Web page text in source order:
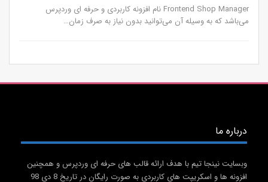
Frontend Shop Manager نام افزونه کاربردی و حرفه ای وردپرس
می‌باشد که به وسیله آن می‌توانید بدون نیاز به صرف زمان…
درباره ما
وبسایت نینجا تیم با هدف ارائه قالب های حرفه ای وردپرس و همچنین
افزونه ها و اسکریپت های کاربردی به صورت رایگان در تاریخ 8 دی 98